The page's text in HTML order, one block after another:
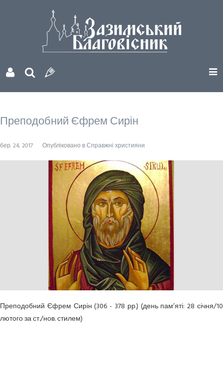
Преподобний Єфрем Сирін
бер. 24, 2017 Опубліковано вСправжні християни
Преподобний Єфрем Сирін (306 - 378 рр.) (день пам’яті: 28 січня/10
лютого за ст./нов. стилем)